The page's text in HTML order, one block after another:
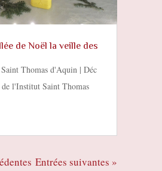
de Noël la veille des
Thomas d'Aquin| Déc
l'Institut Saint Thomas
Entrées suivantes »